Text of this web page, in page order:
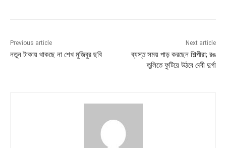
Previous article
নতুন টাকায় থাকছে না শেখ মুজিবুর ছবি
Next article
ব্যস্ত সময় পাড় করছেন শিল্পীরা; রঙ
তুলিতে ফুটিয়ে উঠবে দেবী দুর্গা